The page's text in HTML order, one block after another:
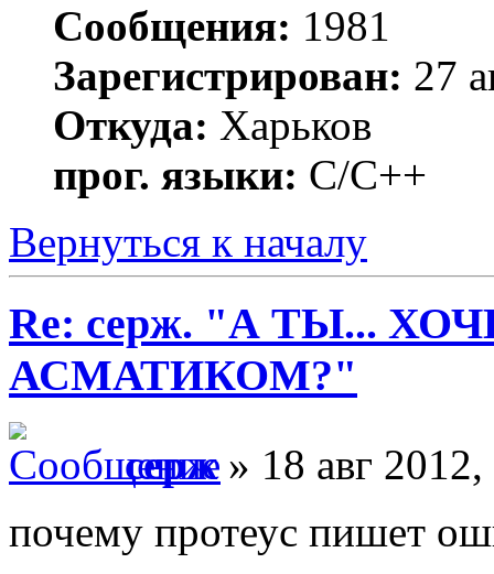
Сообщения: 1981
Зарегистрирован: 27
Откуда: Харьков
прог. языки: С/С++
Вернуться к началу
Re: серж. "А ТЫ...
АСМАТИКОМ?"
серж» 18 авг
почему протеус пишет